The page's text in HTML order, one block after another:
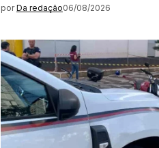
por Da redação06/08/2026